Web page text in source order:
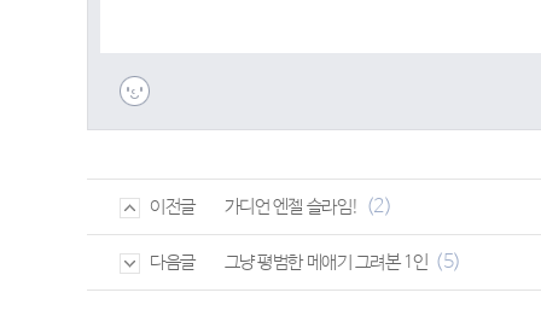
이전글 가디언 엔젤 슬라임! (2)
다음글 그냥 평범한 메애기 그려본 1인 (5)